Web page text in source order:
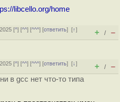
libcello.org/home
[^] [^^] [^^^] [ответить][↑]
+ / –
[^] [^^] [^^^] [ответить][↓]
+ / –
в gcc нет что-то типа